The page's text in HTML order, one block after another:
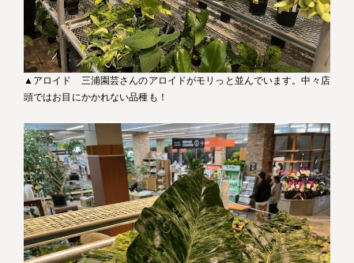
▲アロイド 三浦園芸さんのアロイドがモリっと並んでいます。中々店
頭ではお目にかかれない品種も！